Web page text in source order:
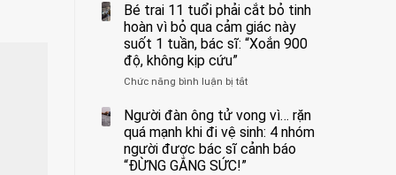
Bé trai 11 tuổi phải cắt bỏ tinh
hoàn vì bỏ qua cảm giác này
suốt 1 tuần, bác sĩ: “Xoắn 900
độ, không kịp cứu”
Chức năng bình luận bị tắtở
trai
11
tuổi
phải
Người đàn ông tử vong vì… rặn
quá mạnh khi đi vệ sinh: 4 nhóm
người được bác sĩ cảnh báo
“ĐỪNG GẮNG SỨC!”